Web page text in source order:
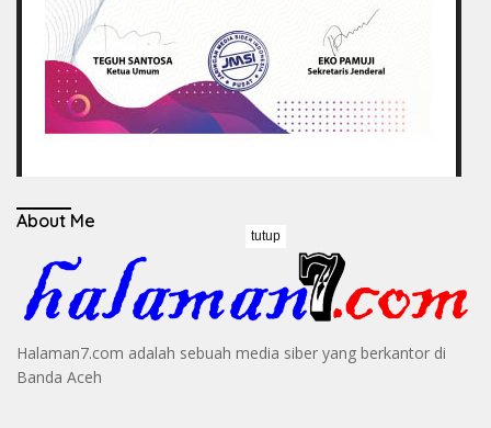
About Me
Halaman7.com adalah sebuah media siber yang berkantor di
Banda Aceh
tutup